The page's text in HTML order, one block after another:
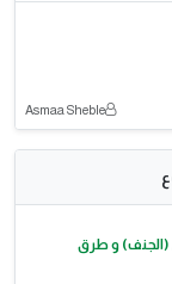
Asmaa Sheble
(الجنف) و طرق